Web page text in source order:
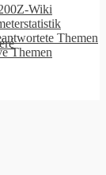
Wiki
Themen
Themen